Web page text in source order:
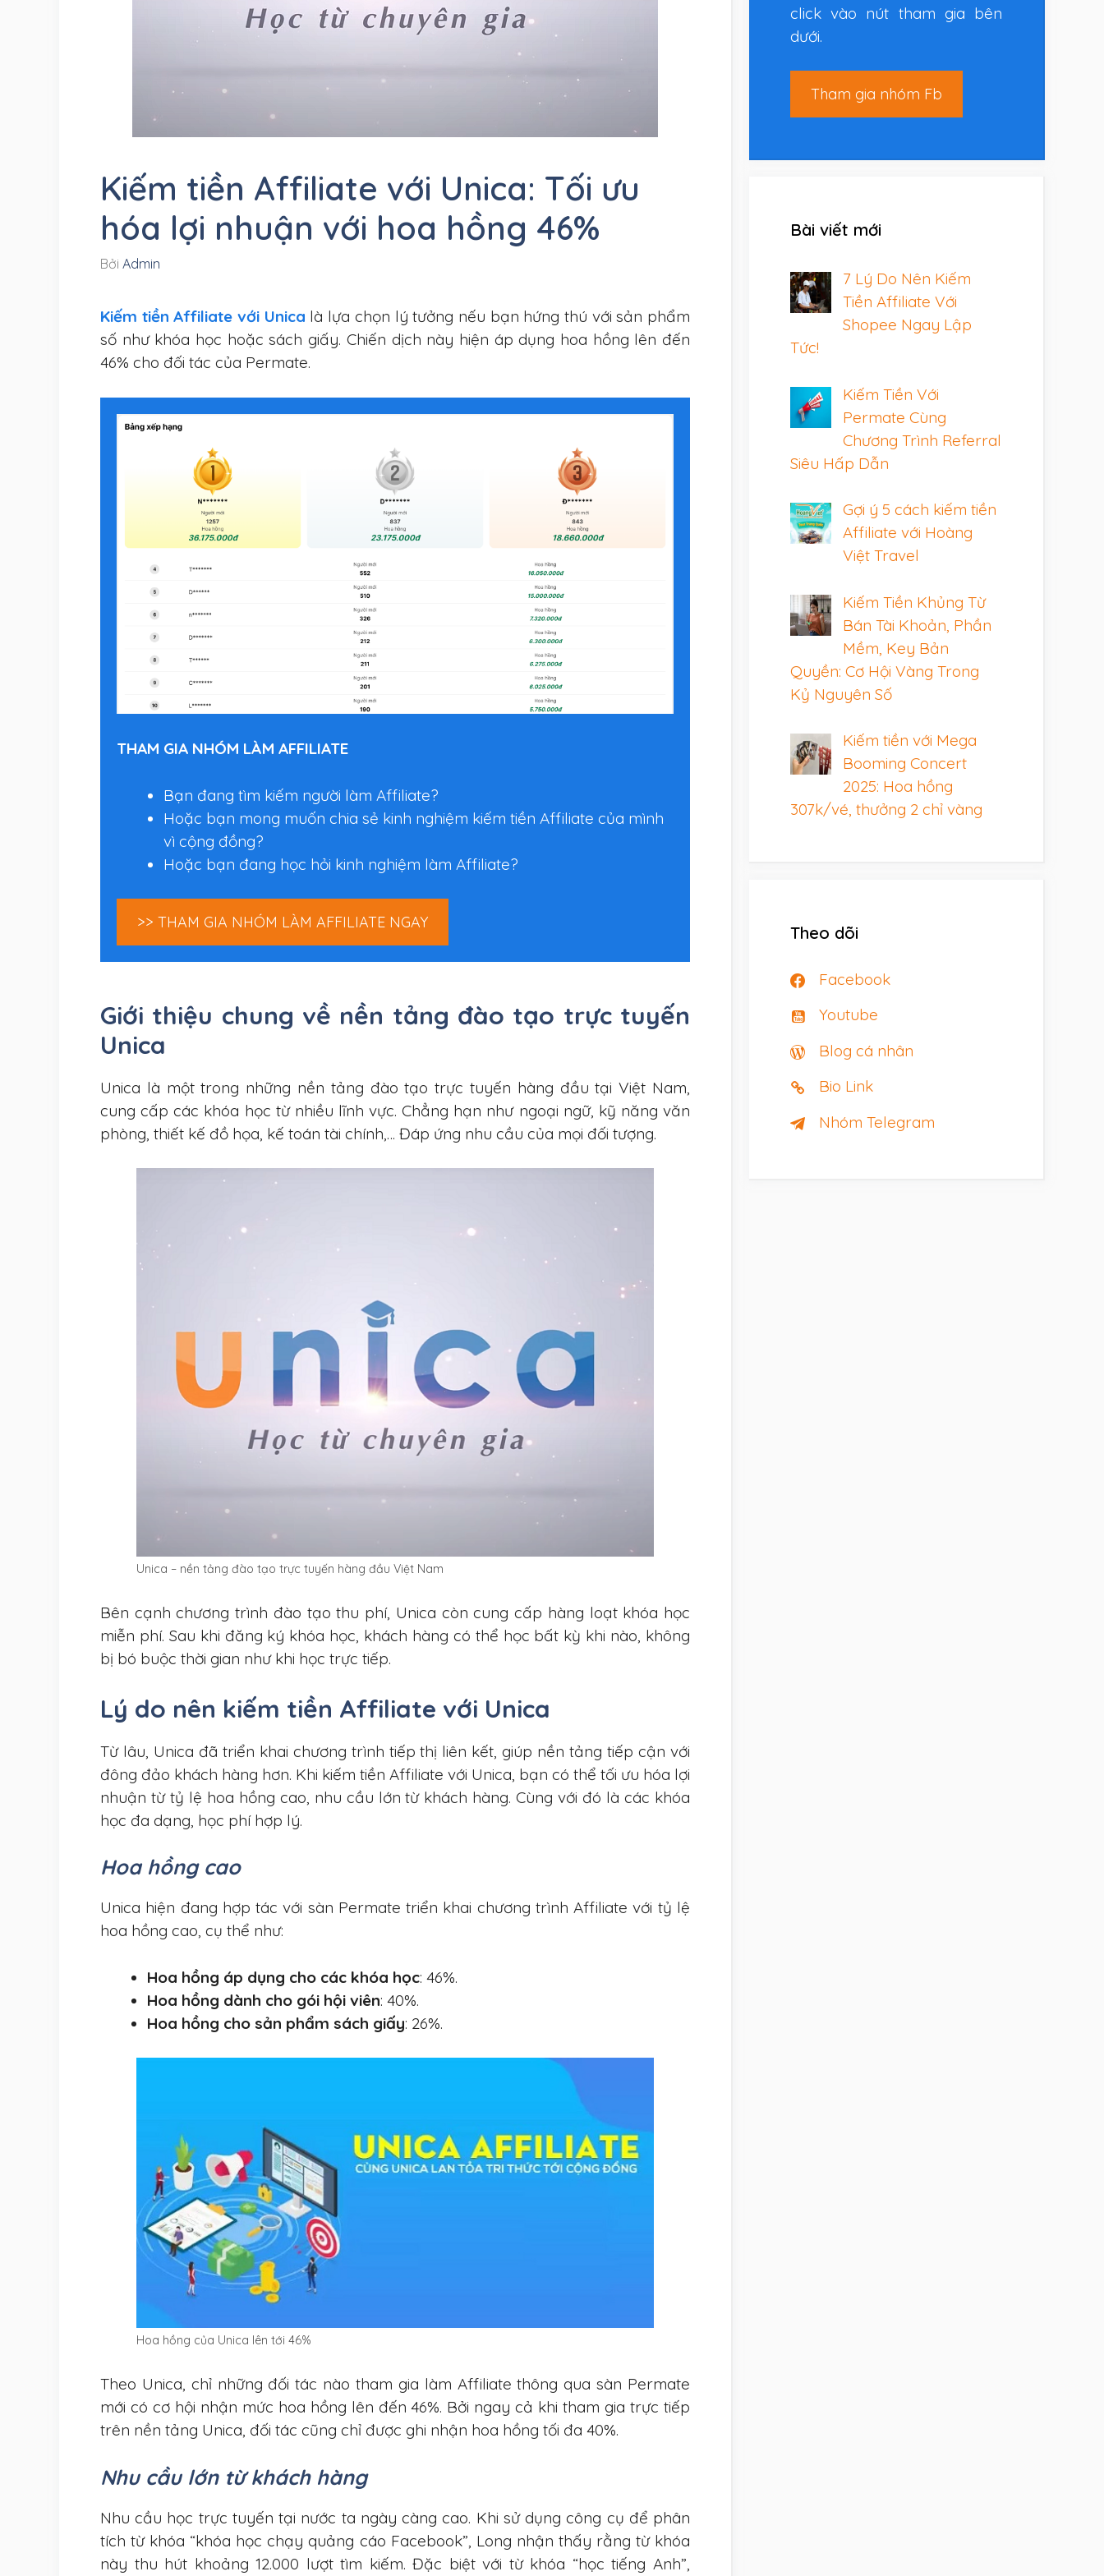
Kiếm tiền Affiliate với Unica: Tối ưu
hóa lợi nhuận với hoa hồng 46%
Bởi Admin
Kiếm tiền Affiliate với Unica là lựa chọn lý tưởng nếu bạn hứng thú với sản phẩm
số như khóa học hoặc sách giấy. Chiến dịch này hiện áp dụng hoa hồng lên đến
46% cho đối tác của Permate.
THAM GIA NHÓM LÀM AFFILIATE
Bạn đang tìm kiếm người làm Affiliate?
Hoặc bạn mong muốn chia sẻ kinh nghiệm kiếm tiền Affiliate của mình
vì cộng đồng?
Hoặc bạn đang học hỏi kinh nghiệm làm Affiliate?
>> THAM GIA NHÓM LÀM AFFILIATE NGAY
Giới thiệu chung về nền tảng đào tạo trực tuyến
Unica
Unica là một trong những nền tảng đào tạo trực tuyến hàng đầu tại Việt Nam,
cung cấp các khóa học từ nhiều lĩnh vực. Chẳng hạn như ngoại ngữ, kỹ năng văn
phòng, thiết kế đồ họa, kế toán tài chính,… Đáp ứng nhu cầu của mọi đối tượng.
Unica – nền tảng đào tạo trực tuyến hàng đầu Việt Nam
Bên cạnh chương trình đào tạo thu phí, Unica còn cung cấp hàng loạt khóa học
miễn phí. Sau khi đăng ký khóa học, khách hàng có thể học bất kỳ khi nào, không
bị bó buộc thời gian như khi học trực tiếp.
Lý do nên kiếm tiền Affiliate với Unica
Từ lâu, Unica đã triển khai chương trình tiếp thị liên kết, giúp nền tảng tiếp cận với
đông đảo khách hàng hơn. Khi kiếm tiền Affiliate với Unica, bạn có thể tối ưu hóa lợi
nhuận từ tỷ lệ hoa hồng cao, nhu cầu lớn từ khách hàng. Cùng với đó là các khóa
học đa dạng, học phí hợp lý.
Hoa hồng cao
Unica hiện đang hợp tác với sàn Permate triển khai chương trình Affiliate với tỷ lệ
hoa hồng cao, cụ thể như:
Hoa hồng áp dụng cho các khóa học: 46%.
Hoa hồng dành cho gói hội viên: 40%.
Hoa hồng cho sản phẩm sách giấy: 26%.
Hoa hồng của Unica lên tới 46%
Theo Unica, chỉ những đối tác nào tham gia làm Affiliate thông qua sàn Permate
mới có cơ hội nhận mức hoa hồng lên đến 46%. Bởi ngay cả khi tham gia trực tiếp
trên nền tảng Unica, đối tác cũng chỉ được ghi nhận hoa hồng tối đa 40%.
Nhu cầu lớn từ khách hàng
Nhu cầu học trực tuyến tại nước ta ngày càng cao. Khi sử dụng công cụ để phân
tích từ khóa “khóa học chạy quảng cáo Facebook”, Long nhận thấy rằng từ khóa
này thu hút khoảng 12.000 lượt tìm kiếm. Đặc biệt với từ khóa “học tiếng Anh”,
click vào nút tham gia bên
dưới.
Tham gia nhóm Fb
Bài viết mới
7 Lý Do Nên Kiếm
Tiền Affiliate Với
Shopee Ngay Lập
Tức!
Kiếm Tiền Với
Permate Cùng
Chương Trình Referral
Siêu Hấp Dẫn
Gợi ý 5 cách kiếm tiền
Affiliate với Hoàng
Việt Travel
Kiếm Tiền Khủng Từ
Bán Tài Khoản, Phần
Mềm, Key Bản
Quyền: Cơ Hội Vàng Trong
Kỷ Nguyên Số
Kiếm tiền với Mega
Booming Concert
2025: Hoa hồng
307k/vé, thưởng 2 chỉ vàng
Theo dõi
Facebook
Youtube
Blog cá nhân
Bio Link
Nhóm Telegram